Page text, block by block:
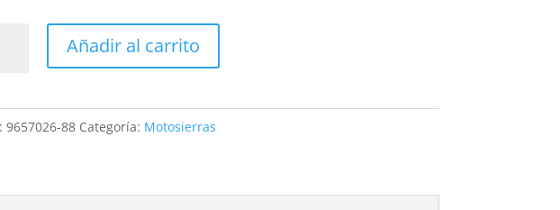
Añadir al carrito
9657026-88 Categoría: Motosierras